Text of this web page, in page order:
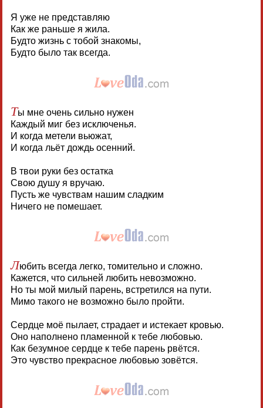
Я уже не представляю
Как же раньше я жила.
Будто жизнь с тобой знакомы,
Будто было так всегда.
Ты мне очень сильно нужен
Каждый миг без исключенья.
И когда метели вьюжат,
И когда льёт дождь осенний.
В твои руки без остатка
Свою душу я вручаю.
Пусть же чувствам нашим сладким
Ничего не помешает.
Любить всегда легко, томительно и сложно.
Кажется, что сильней любить невозможно.
Но ты мой милый парень, встретился на пути.
Мимо такого не возможно было пройти.
Сердце моё пылает, страдает и истекает кровью.
Оно наполнено пламенной к тебе любовью.
Как безумное сердце к тебе парень рвётся.
Это чувство прекрасное любовью зовётся.